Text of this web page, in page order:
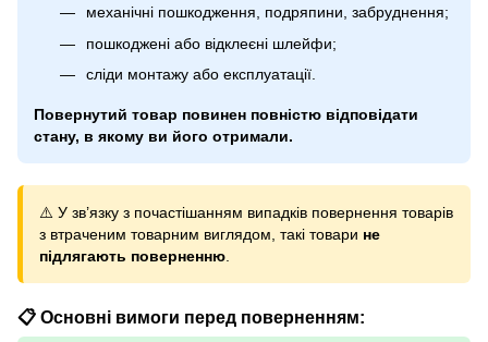
механічні пошкодження, подряпини, забруднення;
пошкоджені або відклеєні шлейфи;
сліди монтажу або експлуатації.
Повернутий товар повинен повністю відповідати
стану, в якому ви його отримали.
⚠️ У зв’язку з почастішанням випадків повернення товарів
з втраченим товарним виглядом, такі товари не
підлягають поверненню
📋 Основні вимоги перед поверненням: